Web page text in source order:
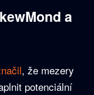
a
, že mezery
potenciální